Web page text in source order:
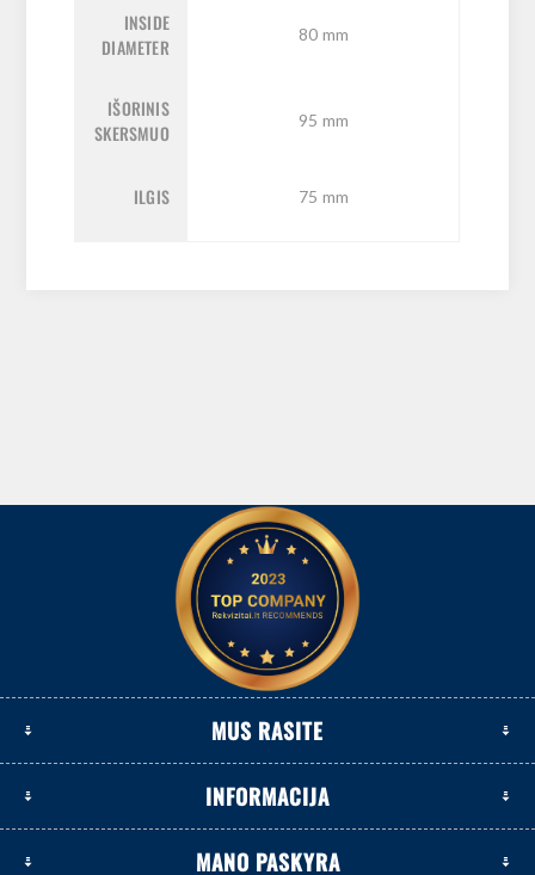
INSIDE
DIAMETER
80 mm
IŠORINIS
SKERSMUO
95 mm
ILGIS 75 mm
MUS RASITE
INFORMACIJA
MANO PASKYRA